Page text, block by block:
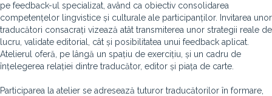
pe feedback-ul specializat, având ca obiectiv consolidarea
competențelor lingvistice și culturale ale participanților. Invitarea unor
traducători consacrați vizează atât transmiterea unor strategii reale de
lucru, validate editorial, cât și posibilitatea unui feedback aplicat.
Atelierul oferă, pe lângă un spațiu de exercițiu, și un cadru de
înțelegerea relației dintre traducător, editor și piața de carte.
Participarea la atelier se adresează tuturor traducătorilor în formare,